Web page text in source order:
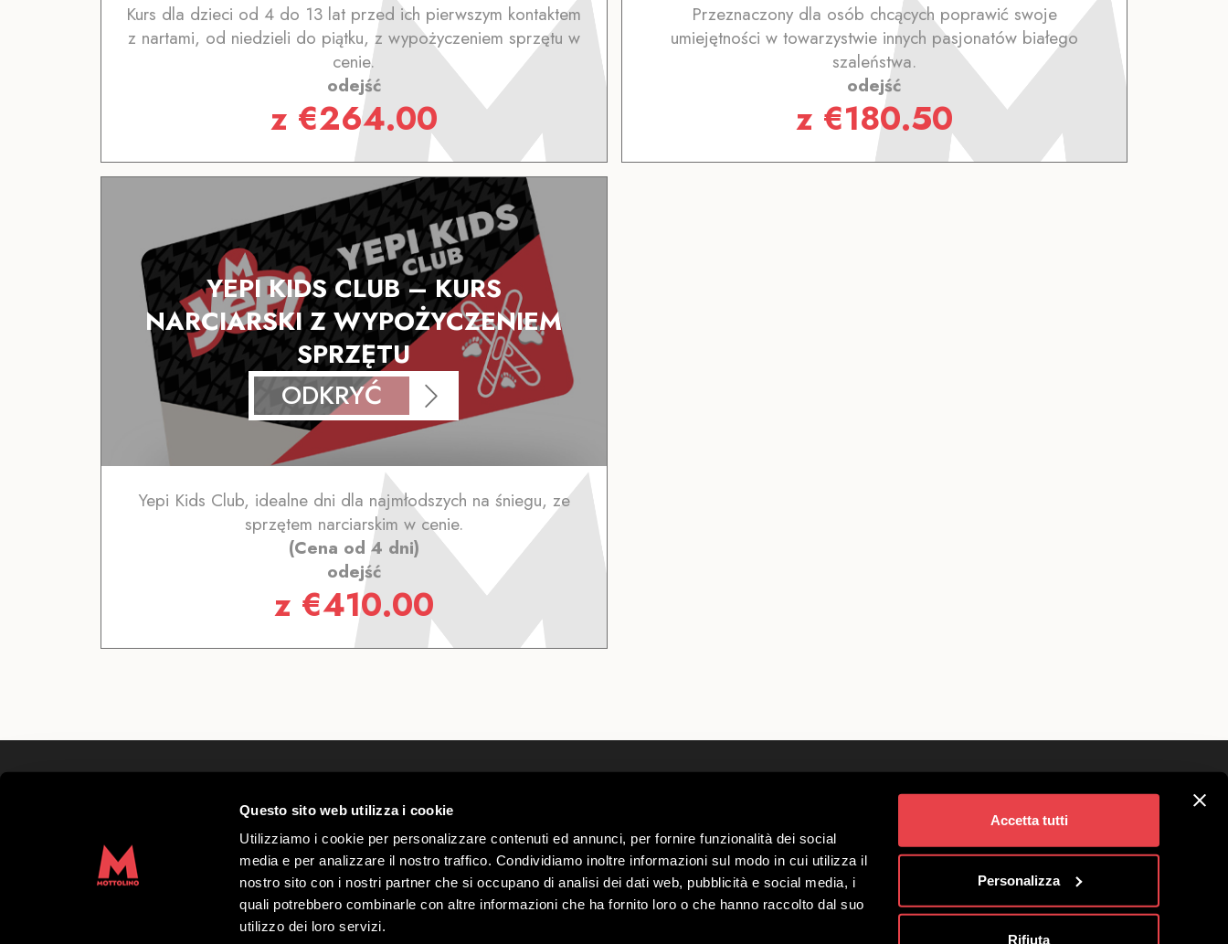
Questo sito web utilizza i cookie
Utilizziamo i cookie per personalizzare contenuti ed annunci, per fornire funzionalità dei social
media e per analizzare il nostro traffico. Condividiamo inoltre informazioni sul modo in cui utilizza il
nostro sito con i nostri partner che si occupano di analisi dei dati web, pubblicità e social media, i
quali potrebbero combinarle con altre informazioni che ha fornito loro o che hanno raccolto dal suo
utilizzo dei loro servizi.
Accetta tutti
Personalizza
Rifiuta
Kurs dla dzieci od 4 do 13 lat przed ich pierwszym kontaktem
z nartami, od niedzieli do piątku, z wypożyczeniem sprzętu w
cenie.
odejść
z €264.00
Przeznaczony dla osób chcących poprawić swoje
umiejętności w towarzystwie innych pasjonatów białego
szaleństwa.
odejść
z €180.50
YEPI KIDS CLUB – KURS
NARCIARSKI Z WYPOŻYCZENIEM
SPRZĘTU
ODKRYĆ
Yepi Kids Club, idealne dni dla najmłodszych na śniegu, ze
sprzętem narciarskim w cenie.
(Cena od 4 dni)
odejść
z €410.00
Via Bondi 473, 23041 Livigno (SO) – C.F. 00585220148
Kapitał zakładowy € 8.772.000,00 – REA di Sondrio n.
Copyright 2019 Mottolino S.p.A.- Website: Webtek
Godziny otwarcia HQ Mottolino:08:30–18:00
Pracuj znami
Regulamin Mottolino Vibes
Privacy & Cookie Policy
Warunki Sprzedaży
Parkingi
Oferty dla Grup
Mottolino Spółka Benefitowa